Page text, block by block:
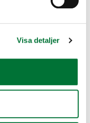
Visa detaljer